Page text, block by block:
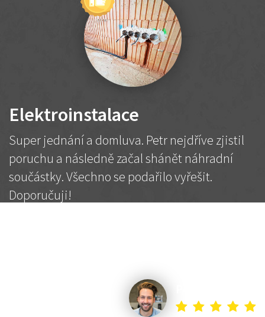
Elektroinstalace
Super jednání a domluva. Petr nejdříve zjistil
poruchu a následně začal shánět náhradní
součástky. Všechno se podařilo vyřešit.
Doporučuji!